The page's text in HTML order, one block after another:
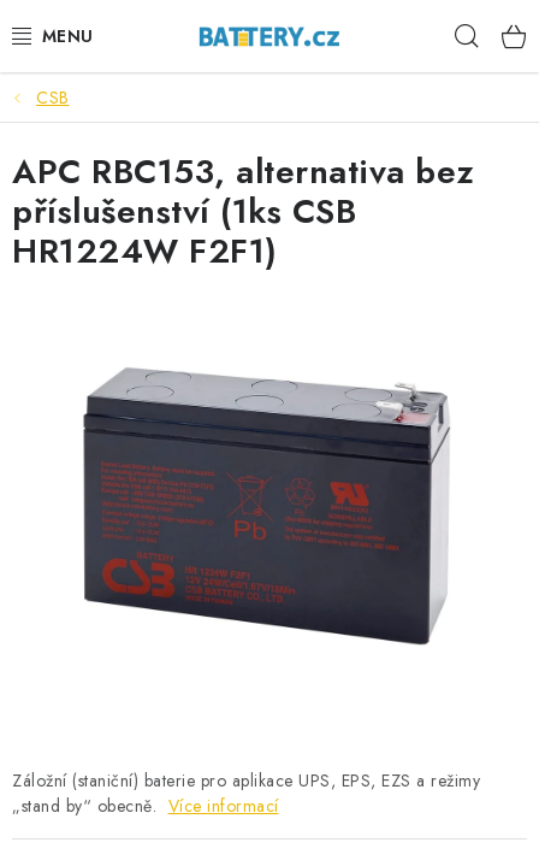
na
VÝHODNÉ SETY
SLUŽBY
AUTOBATERIE
STANIČNÍ BATERIE
BATERIOVÉ BOXY
POWERBANKY
LITHIOVÉ BATERIE
FOTOVOLTAIKA
CSB
Záložní (staniční) baterie pro aplikace UPS, EPS, EZS a režimy
„stand by“ obecně. Více informací
APC RBC153, alternativa bez
příslušenství (1ks CSB
HR1224W F2F1)